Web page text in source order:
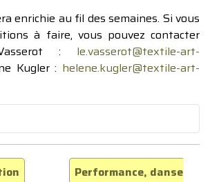
enrichie au fil des semaines. Si vous
à faire, vous pouvez contacter
: le.vasserot@textile-art-
Kugler : helene.kugler@textile-art-
Performance, danse